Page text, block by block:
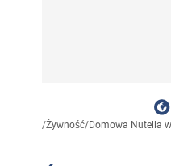
/Żywność/Domowa Nutella